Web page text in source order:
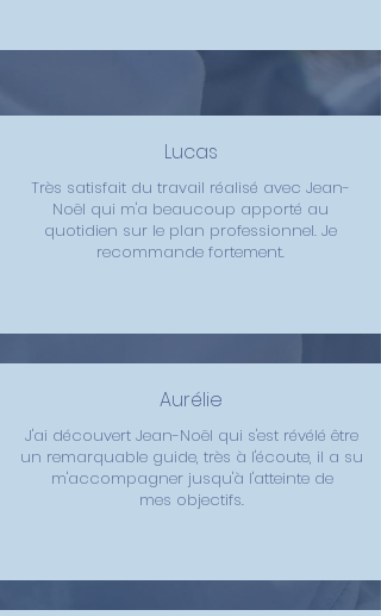
Lucas
Très satisfait du travail réalisé avec Jean-
Noël qui m'a beaucoup apporté au
quotidien sur le plan professionnel. Je
recommande fortement.
Aurélie
J'ai découvert Jean-Noël qui s'est révélé être
un remarquable guide, très à l'écoute, il a su
m'accompagner jusqu'à l'atteinte de
mes objectifs.